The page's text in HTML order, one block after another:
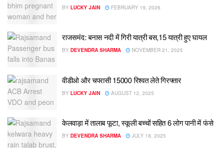
BY LUCKY JAIN FEBRUARY 19, 2026
राजसमंद: बनास नदी में गिरी यात्री बस,15 यात्री हुए घायल
BY DEVENDRA SHARMA NOVEMBER 21, 2025
वीडीओ और चपरासी 15000 रिश्वत लेते गिरफ्तार
BY LUCKY JAIN AUGUST 12, 2025
केलवाड़ा में तालाब फूटा, स्कूली बच्चों सहित 6 लोग पानी में फंसे
BY DEVENDRA SHARMA JULY 18, 2025